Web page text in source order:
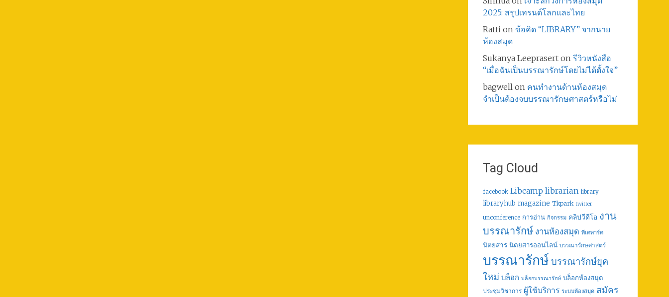
2025: สรุปเทรนด์โลกและไทย
Rattion ข้อคิด “LIBRARY” จากนาย
ห้องสมุด
Sukanya Leepraserton รีวิวหนังสือ
“เมื่อฉันเป็นบรรณารักษ์โดยไม่ได้ตั้งใจ”
bagwellon คนทำงานด้านห้องสมุด
จำเป็นต้องจบบรรณารักษศาสตร์หรือไม่
Tag Cloud
facebook Libcamp librarian library
libraryhub magazine Tkpark twitter
unconference การอ่าน กิจกรรม คลิปวีดีโอ งาน
บรรณารักษ์ งานห้องสมุด ทีเคพาร์ค
นิตยสาร นิตยสารออนไลน์ บรรณารักษศาสตร์
บรรณารักษ์ บรรณารักษ์ยุค
ใหม่ บล็อก บล็อกบรรณารักษ์ บล็อกห้องสมุด
ประชุมวิชาการ ผู้ใช้บริการ ระบบห้องสมุด สมัคร